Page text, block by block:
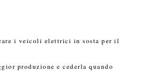
i veicoli elettrici in sosta per il
produzione e cederla quando